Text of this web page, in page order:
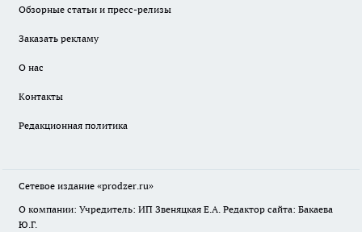
Обзорные статьи и пресс-релизы
Заказать рекламу
О нас
Контакты
Редакционная политика
Сетевое издание «prodzer.ru»
О компании: Учредитель: ИП Звеняцкая Е.А. Редактор сайта: Бакаева
Ю.Г.